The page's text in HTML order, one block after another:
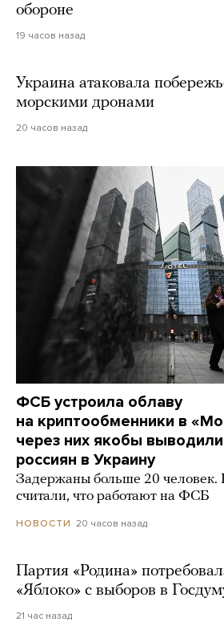
обороне
19 часов назад
Украина атаковала
морскими дронами
20 часов назад
ФСБ устроила облаву
на криптообменники в
через них якобы
россиян в Украину
Задержаны больше 20 человек.
считали, что работают на ФСБ
НОВОСТИ 20 часов назад
Партия «Родина»
«Яблоко» с выборов в
21 час назад